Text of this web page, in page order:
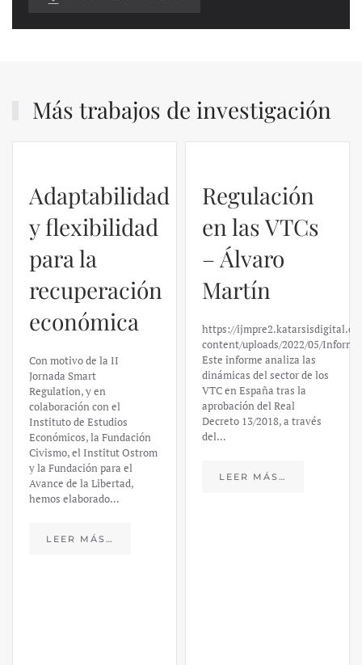
Más trabajos de investigación
Adaptabilidad
y flexibilidad
para la
recuperación
económica
Con motivo de la II
Jornada Smart
Regulation, y en
colaboración con el
Instituto de Estudios
Económicos, la Fundación
Civismo, el Institut Ostrom
y la Fundación para el
Avance de la Libertad,
hemos elaborado…
LEER MÁS…
Regulación
en las VTCs
– Álvaro
Martín
https://
content/uploads/2022/05/
Este informe analiza las
dinámicas del sector de los
VTC en España tras la
aprobación del Real
Decreto 13/2018, a través
del…
LEER MÁS…